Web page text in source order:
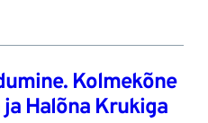
Kolmekõne
Halõna Krukiga